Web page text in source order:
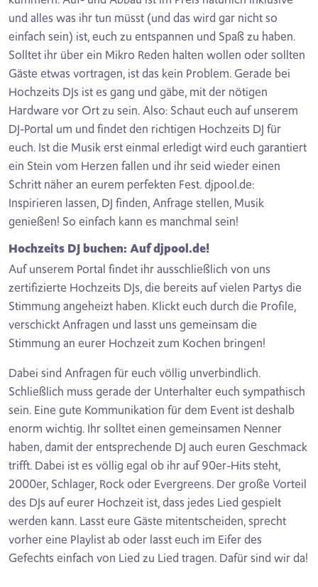
und alles was ihr tun müsst (und das wird gar nicht so
einfach sein) ist, euch zu entspannen und Spaß zu haben.
Solltet ihr über ein Mikro Reden halten wollen oder sollten
Gäste etwas vortragen, ist das kein Problem. Gerade bei
Hochzeits DJs ist es gang und gäbe, mit der nötigen
Hardware vor Ort zu sein. Also: Schaut euch auf unserem
DJ-Portal um und findet den richtigen Hochzeits DJ für
euch. Ist die Musik erst einmal erledigt wird euch garantiert
ein Stein vom Herzen fallen und ihr seid wieder einen
Schritt näher an eurem perfekten Fest. djpool.de:
Inspirieren lassen, DJ finden, Anfrage stellen, Musik
genießen! So einfach kann es manchmal sein!
Hochzeits DJ buchen: Auf djpool.de!
Auf unserem Portal findet ihr ausschließlich von uns
zertifizierte Hochzeits DJs, die bereits auf vielen Partys die
Stimmung angeheizt haben. Klickt euch durch die Profile,
verschickt Anfragen und lasst uns gemeinsam die
Stimmung an eurer Hochzeit zum Kochen bringen!
Dabei sind Anfragen für euch völlig unverbindlich.
Schließlich muss gerade der Unterhalter euch sympathisch
sein. Eine gute Kommunikation für dem Event ist deshalb
enorm wichtig. Ihr solltet einen gemeinsamen Nenner
haben, damit der entsprechende DJ auch euren Geschmack
trifft. Dabei ist es völlig egal ob ihr auf 90er-Hits steht,
2000er, Schlager, Rock oder Evergreens. Der große Vorteil
des DJs auf eurer Hochzeit ist, dass jedes Lied gespielt
werden kann. Lasst eure Gäste mitentscheiden, sprecht
vorher eine Playlist ab oder lasst euch im Eifer des
Gefechts einfach von Lied zu Lied tragen. Dafür sind wir da!